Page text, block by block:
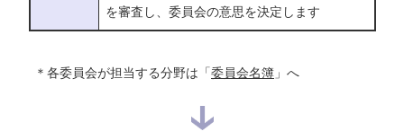
を審査し、委員会の意思を決定します
＊各委員会が担当する分野は「委員会名簿 」へ